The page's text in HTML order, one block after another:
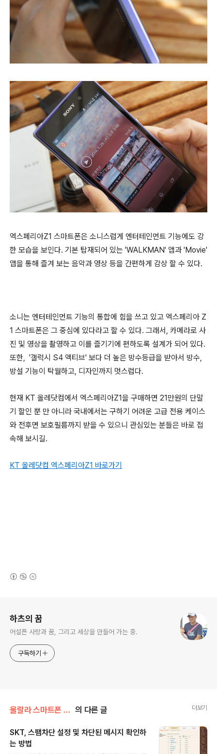
엑스페리아Z1 스마트폰은 소니스럽게 엔터테인먼트 기능에도 강
한 모습을 보인다. 기본 탑재되어 있는 'WALKMAN' 앱과 'Movie'
앱을 통해 즐겨 보는 음악과 영상 등을 간편하게 감상 할 수 있다.
소니는 엔터테인먼트 기능의 통합에 힘을 쓰고 있고 엑스페리아 Z
1 스마트폰은 그 중심에 있다라고 할 수 있다. 그래서, 카메라로 사
진 및 영상을 촬영하고 이를 즐기기에 편하도록 설계가 되어 있다.
또한, '갤럭시 S4 액티브' 보다 더 높은 방수등급을 받아서 방수,
방설 기능이 탁월하고, 디자인까지 멋스럽다.
현재 KT 올레닷컴에서 엑스페리아Z1을 구매하면 21만원의 단말
기 할인 뿐 만 아니라 국내에서는 구하기 어려운 고급 전용 케이스
와 전후면 보호필름까지 받을 수 있으니 관심있는 분들은 바로 접
속해 보시길.
KT 올레닷컴 엑스페리아Z1 바로가기
하츠의 꿈
어설픈 사랑과 꿈, 그리고 세상을 만들어 가는 중.
구독하기
울랄라 스마트폰 리뷰 의 다른 글 더보기
SKT, 스팸차단 설정 및 차단된 메시지 확인하
는 방법